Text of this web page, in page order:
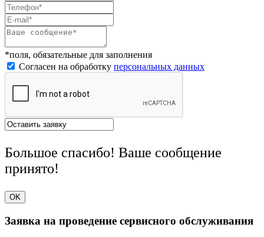
*поля, обязательные для заполнения
Согласен на обработку персональных данных
Большое спасибо! Ваше сообщение
принято!
OK
Заявка на проведение сервисного обслуживания